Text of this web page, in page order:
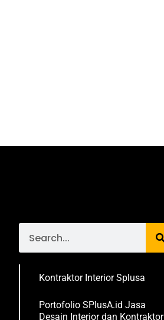
Kontraktor Interior Splusa
Portofolio SPlusA.id Jasa
Desain Interior dan Kontraktor